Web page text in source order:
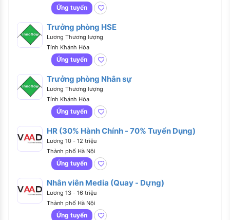
Ứng tuyển
Trưởng phòng HSE
Lương Thương lượng
Tỉnh Khánh Hòa
Ứng tuyển
Trưởng phòng Nhân sự
Lương Thương lượng
Tỉnh Khánh Hòa
Ứng tuyển
HR (30% Hành Chính - 70% Tuyển Dụng)
Lương 10 - 12 triệu
Thành phố Hà Nội
Ứng tuyển
Nhân viên Media (Quay - Dựng)
Lương 13 - 16 triệu
Thành phố Hà Nội
Ứng tuyển